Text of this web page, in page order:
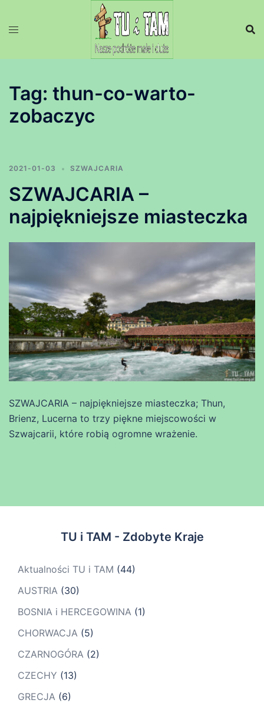
Tag: thun-co-warto-
zobaczyc
2021-01-03 SZWAJCARIA
SZWAJCARIA –
najpiękniejsze miasteczka
SZWAJCARIA – najpiękniejsze miasteczka; Thun,
Brienz, Lucerna to trzy piękne miejscowości w
Szwajcarii, które robią ogromne wrażenie.
TU i TAM - Zdobyte Kraje
Aktualności TU i TAM (44)
AUSTRIA (30)
BOSNIA i HERCEGOWINA (1)
CHORWACJA (5)
CZARNOGÓRA (2)
CZECHY (13)
GRECJA (6)